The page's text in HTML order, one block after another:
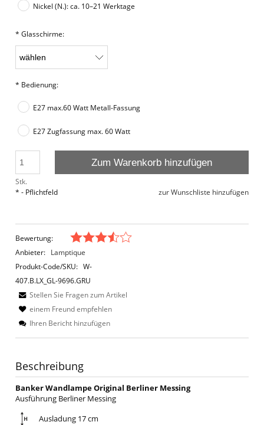
Nickel (N.): ca. 10–21 Werktage
* Glasschirme:
* Bedienung:
E27 max.60 Watt Metall-Fassung
E27 Zugfassung max. 60 Watt
Stk.
Zum Warenkorb hinzufügen
zur Wunschliste hinzufügen
* - Pflichtfeld
Bewertung:
Anbieter: Lamptique
Produkt-Code/SKU: W-
407.B.LX_GL-9696.GRU
Stellen Sie Fragen zum Artikel
einem Freund empfehlen
Ihren Bericht hinzufügen
Beschreibung
Banker Wandlampe Original Berliner Messing
Ausführung Berliner Messing
Ausladung 17 cm